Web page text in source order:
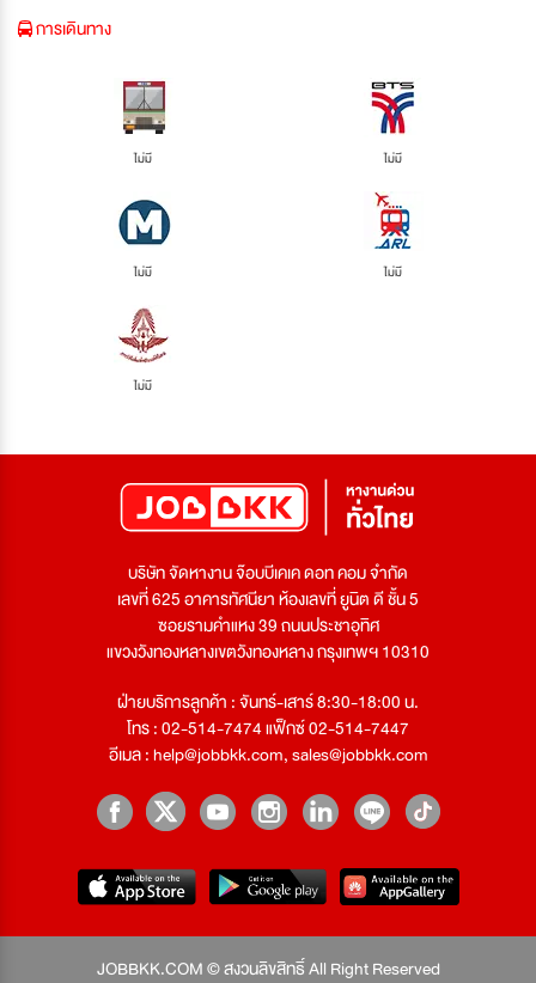
การเดินทาง
ไม่มี ไม่มี
ไม่มี ไม่มี
ไม่มี
บริษัท จัดหางาน จ๊อบบีเคเค ดอท คอม จำกัด
เลขที่ 625 อาคารทัศนียา ห้องเลขที่ ยูนิต ดี ชั้น 5
ซอยรามคำแหง 39 ถนนประชาอุทิศ
แขวงวังทองหลางเขตวังทองหลาง กรุงเทพฯ 10310
ฝ่ายบริการลูกค้า : จันทร์-เสาร์ 8:30-18:00 น.
โทร : 02-514-7474 แฟ็กซ์ 02-514-7447
อีเมล :help@jobbkk.com,sales@jobbkk.com
JOBBKK.COM © สงวนลิขสิทธิ์ All Right Reserved